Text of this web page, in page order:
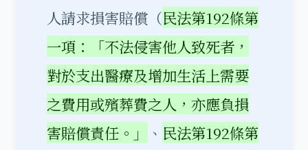
人請求損害賠償（民法第192條第
一項：「不法侵害他人致死者，
對於支出醫療及增加生活上需要
之費用或殯葬費之人，亦應負損
害賠償責任。」
、 民法第192條第